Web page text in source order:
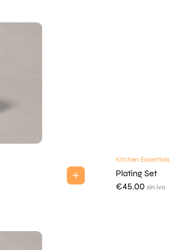
Kitchen Essentials
Plating Set
€45.00 sin iva